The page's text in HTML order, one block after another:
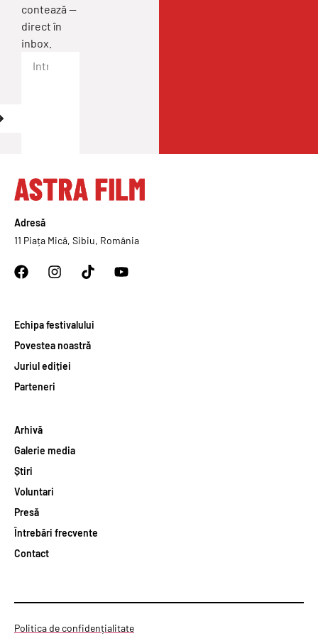
contează —
direct în
inbox.
Adresă
11 Piața Mică, Sibiu, România
Arhivă
Galerie media
Știri
Voluntari
Presă
Întrebări frecvente
Contact
Echipa festivalului
Povestea noastră
Juriul ediției
Parteneri
Politica de confidențialitate